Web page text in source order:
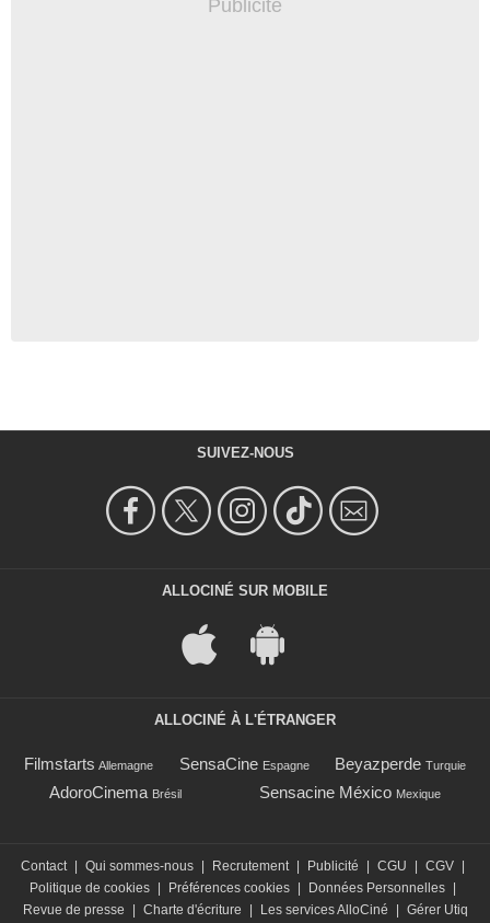
SUIVEZ-NOUS
ALLOCINÉ SUR MOBILE
ALLOCINÉ À L'ÉTRANGER
Filmstarts Allemagne SensaCine Espagne Beyazperde Turquie
AdoroCinema Brésil Sensacine México Mexique
Contact | Qui sommes-nous | Recrutement | Publicité | CGU | CGV |
Politique de cookies | Préférences cookies | Données Personnelles |
Revue de presse
| Charte d'écriture | Les services AlloCiné | Gérer Utiq